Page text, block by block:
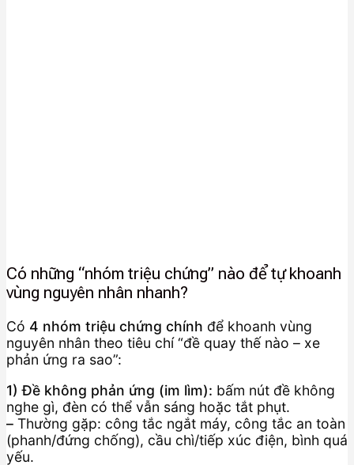
Có những “nhóm triệu chứng” nào để tự khoanh
vùng nguyên nhân nhanh?
Có 4 nhóm triệu chứng chính để khoanh vùng
nguyên nhân theo tiêu chí “đề quay thế nào – xe
phản ứng ra sao”:
1) Đề không phản ứng (im lìm): bấm nút đề không
nghe gì, đèn có thể vẫn sáng hoặc tắt phụt.
– Thường gặp: công tắc ngắt máy, công tắc an toàn
(phanh/đứng chống), cầu chì/tiếp xúc điện, bình quá
yếu.